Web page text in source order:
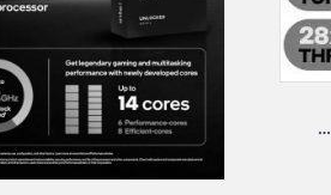
Intel Core i7-14700F Processor (5.40 GHz/33MB) 20 Core LGA 1700